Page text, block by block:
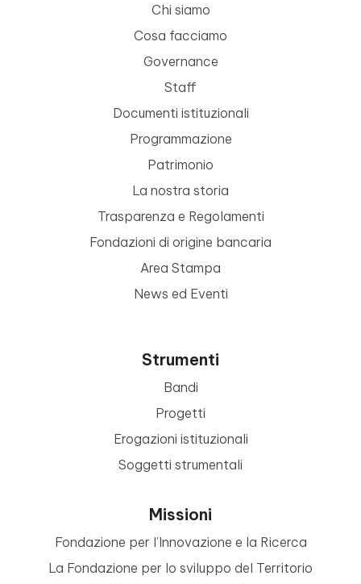
Chi siamo
Cosa facciamo
Governance
Staff
Documenti istituzionali
Programmazione
Patrimonio
La nostra storia
Trasparenza e Regolamenti
Fondazioni di origine bancaria
Area Stampa
News ed Eventi
Strumenti
Bandi
Progetti
Erogazioni istituzionali
Soggetti strumentali
Missioni
Fondazione per l’Innovazione e la Ricerca
La Fondazione per lo sviluppo del Territorio